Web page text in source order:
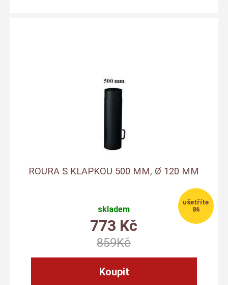
ROURA S KLAPKOU 500 MM, Ø 120 MM
skladem
773 Kč
86
859Kč